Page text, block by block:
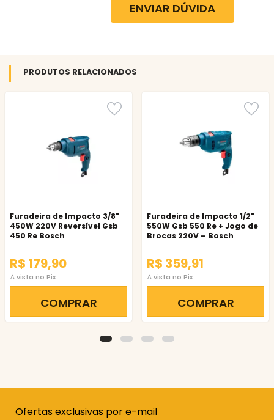
ENVIAR DÚVIDA
PRODUTOS RELACIONADOS
Furadeira de Impacto 3/8"
450W 220V Reversível Gsb
450 Re Bosch
R$ 179,90
À vista no Pix
COMPRAR
Furadeira de Impacto 1/2"
550W Gsb 550 Re + Jogo de
Brocas 220V – Bosch
R$ 359,91
À vista no Pix
COMPRAR
Ofertas exclusivas por e-mail